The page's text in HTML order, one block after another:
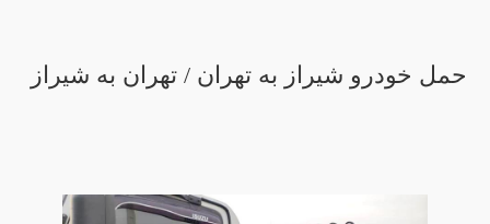
حمل خودرو شیراز به تهران / تهران به شیراز